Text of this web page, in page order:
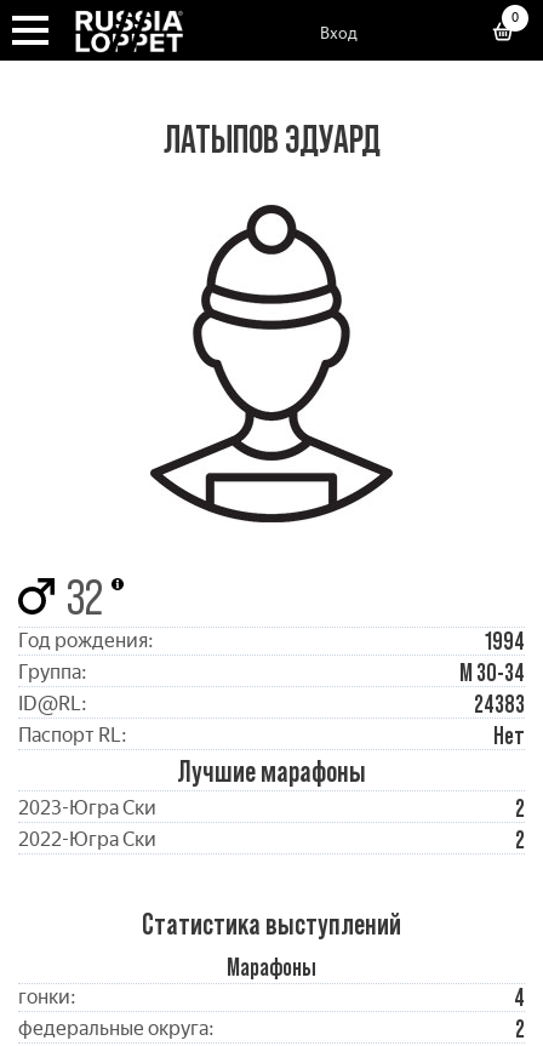
Вход
0
ЛАТЫПОВ ЭДУАРД
32
Год рождения: 1994
Группа: М 30-34
ID@RL: 24383
Паспорт RL: Нет
Лучшие марафоны
2023-Югра Ски 2
2022-Югра Ски 2
Статистика выступлений
Марафоны
гонки: 4
федеральные округа: 2